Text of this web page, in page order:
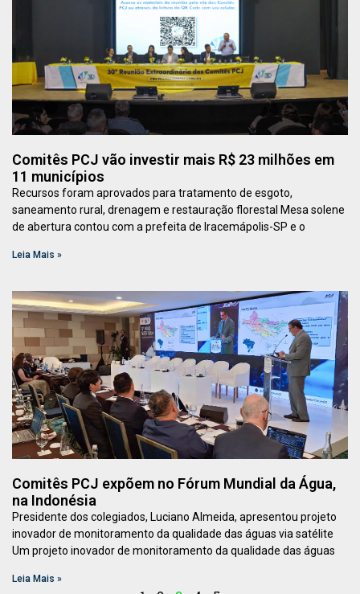
Comitês PCJ vão investir mais R$ 23 milhões em
11 municípios
Recursos foram aprovados para tratamento de esgoto,
saneamento rural, drenagem e restauração florestal Mesa solene
de abertura contou com a prefeita de Iracemápolis-SP e o
Leia Mais »
Comitês PCJ expõem no Fórum Mundial da Água,
na Indonésia
Presidente dos colegiados, Luciano Almeida, apresentou projeto
inovador de monitoramento da qualidade das águas via satélite
Um projeto inovador de monitoramento da qualidade das águas
Leia Mais »